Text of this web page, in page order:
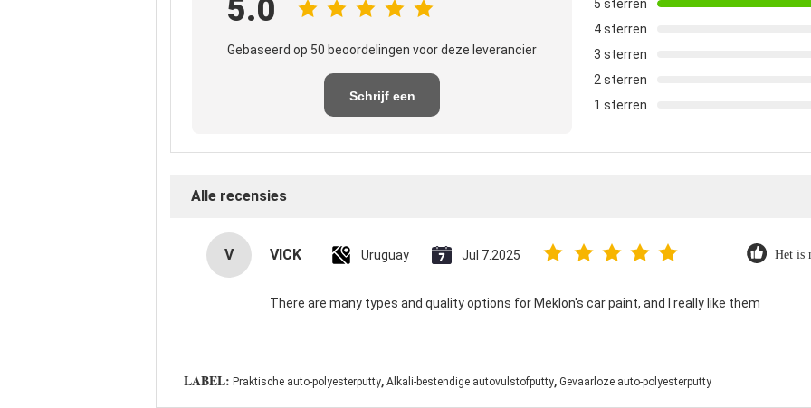
5.0
Gebaseerd op 50 beoordelingen voor deze leverancier
Schrijf een
5 sterren
4 sterren
3 sterren
2 sterren
1 sterren
Alle recensies
V VICK Uruguay Jul 7.2025 Het is
There are many types and quality options for Meklon's car paint, and I really like them
LABEL: Praktische auto-polyesterputty, Alkali-bestendige autovulstofputty, Gevaarloze auto-polyesterputty